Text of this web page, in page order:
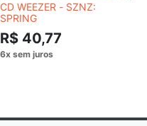
CD WEEZER - SZNZ:
SPRING
R$ 40,77